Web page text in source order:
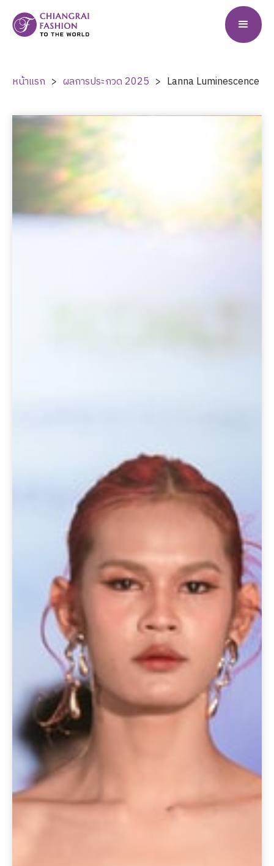
หน้าแรก > ผลการประกวด 2025 > Lanna Luminescence